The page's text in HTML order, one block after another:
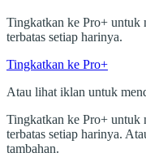
Tingkatkan ke Pro+ untuk
terbatas setiap harinya.
Tingkatkan ke Pro+
Atau lihat iklan untuk
Tingkatkan ke Pro+ untuk
terbatas setiap harinya.
tambahan.